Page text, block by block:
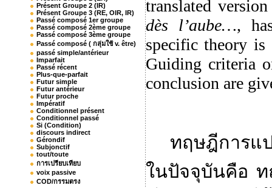
Présent Groupe 2 (IR)
Présent Groupe 3 (RE, OIR, IR)
Passé composé 1er groupe
Passé composé 2ème groupe
Passé composé 3ème groupe
Passé composé ( กลุ่มใช้ v. être)
passé simple/antérieur
Imparfait
Passé récent
Plus-que-parfait
Futur simple
Futur antérieur
Futur proche
Impératif
Conditionnel présent
Conditionnel passé
Si (Condition)
discours indirect
Gérondif
Subjonctif
tout/toute
การเปรียบเทียบ
voix passive
COD/กรรมตรง
translated
dès l’aube…,
specific theory is
Guiding criteria
conclusion are
ทฤษฎีการแ
ในปัจจุบันคือ